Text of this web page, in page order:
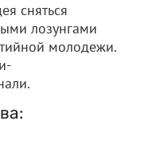
сняться
лозунгами
молодежи.